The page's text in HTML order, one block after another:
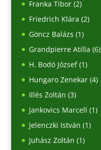
Franka Tibor(2)
Friedrich Klára (2)
Göncz Balázs (1)
Grandpierre Atilla (6)
H. Bodó József(1)
Hungaro Zenekar(4)
Illés Zoltán (3)
Jankovics Marcell (1)
Jelenczki István (1)
Juhász Zoltán (1)